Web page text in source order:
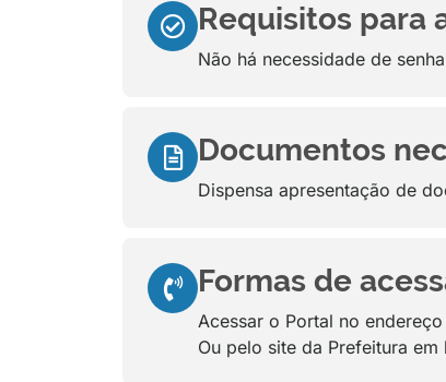
Requisitos para
Não há necessidade de
Documentos
Dispensa apresentação de
Formas de
Acessar o Portal no
Ou pelo site da Prefeitura